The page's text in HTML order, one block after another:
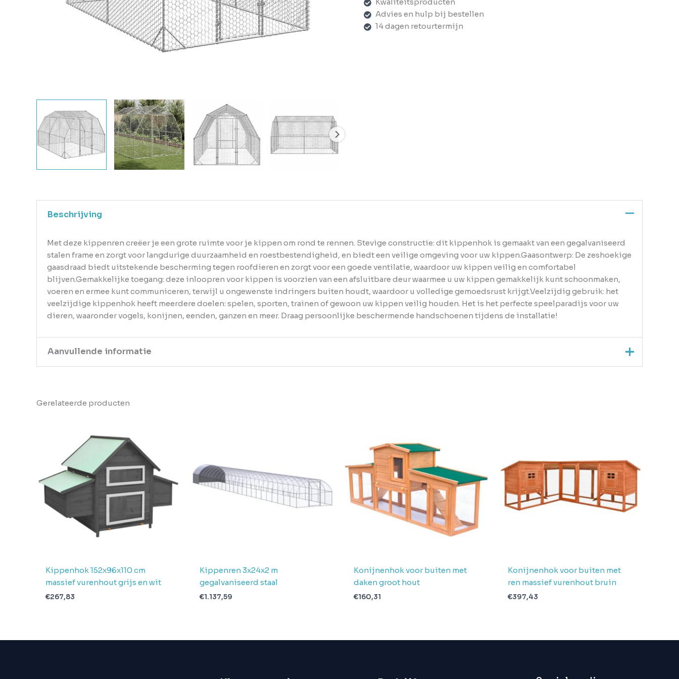
Advies en hulp bij bestellen
14 dagen retourtermijn
Beschrijving
Met deze kippenren creëer je een grote ruimte voor je kippen om rond te rennen. Stevige constructie: dit kippenhok is gemaakt van een gegalvaniseerd
stalen frame en zorgt voor langdurige duurzaamheid en roestbestendigheid, en biedt een veilige omgeving voor uw kippen.Gaasontwerp: De zeshoekige
gaasdraad biedt uitstekende bescherming tegen roofdieren en zorgt voor een goede ventilatie, waardoor uw kippen veilig en comfortabel
blijven.Gemakkelijke toegang: deze inloopren voor kippen is voorzien van een afsluitbare deur waarmee u uw kippen gemakkelijk kunt schoonmaken,
voeren en ermee kunt communiceren, terwijl u ongewenste indringers buiten houdt, waardoor u volledige gemoedsrust krijgt.Veelzijdig gebruik: het
veelzijdige kippenhok heeft meerdere doelen: spelen, sporten, trainen of gewoon uw kippen veilig houden. Het is het perfecte speelparadijs voor uw
dieren, waaronder vogels, konijnen, eenden, ganzen en meer. Draag persoonlijke beschermende handschoenen tijdens de installatie!
Aanvullende informatie
EAN
Aantal
pakketten in
levering
Verwachte
Gerelateerde producten
Kippenhok 152x96x110 cm
massief vurenhout grijs en wit
€267,83
Kippenren 3x24x2 m
gegalvaniseerd staal
€1.137,59
Konijnenhok voor buiten met
daken groot hout
€160,31
Konijnenhok voor buiten met
ren massief vurenhout bruin
€397,43